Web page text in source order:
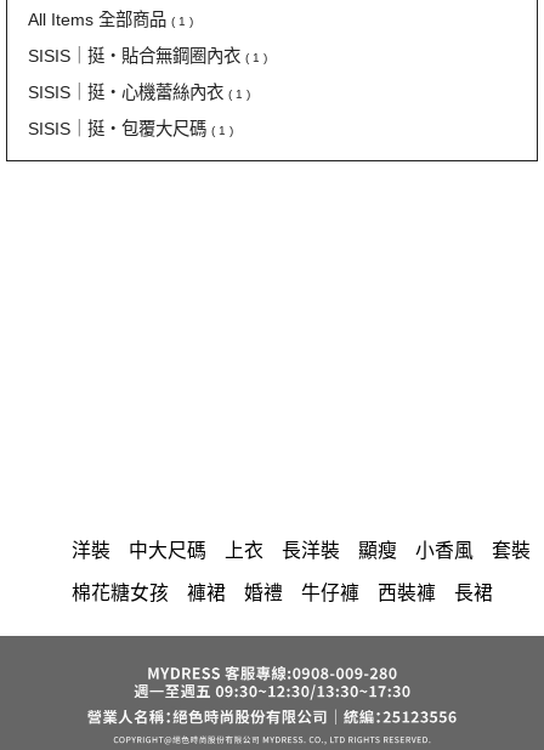
All Items 全部商品 ( 1 )
SISIS｜挺‧貼合無鋼圈內衣 ( 1 )
SISIS｜挺‧心機蕾絲內衣 ( 1 )
SISIS｜挺‧包覆大尺碼 ( 1 )
洋裝 中大尺碼 上衣 長洋裝 顯瘦 小香風 套裝
棉花糖女孩 褲裙 婚禮 牛仔褲 西裝褲 長裙
雪紡 V領 裙子 襯衫 短洋裝 正韓 洋裝 褲
上身 氣質 連身褲 裙 保暖
外套 內衣 背心 西裝 收腰 短褲